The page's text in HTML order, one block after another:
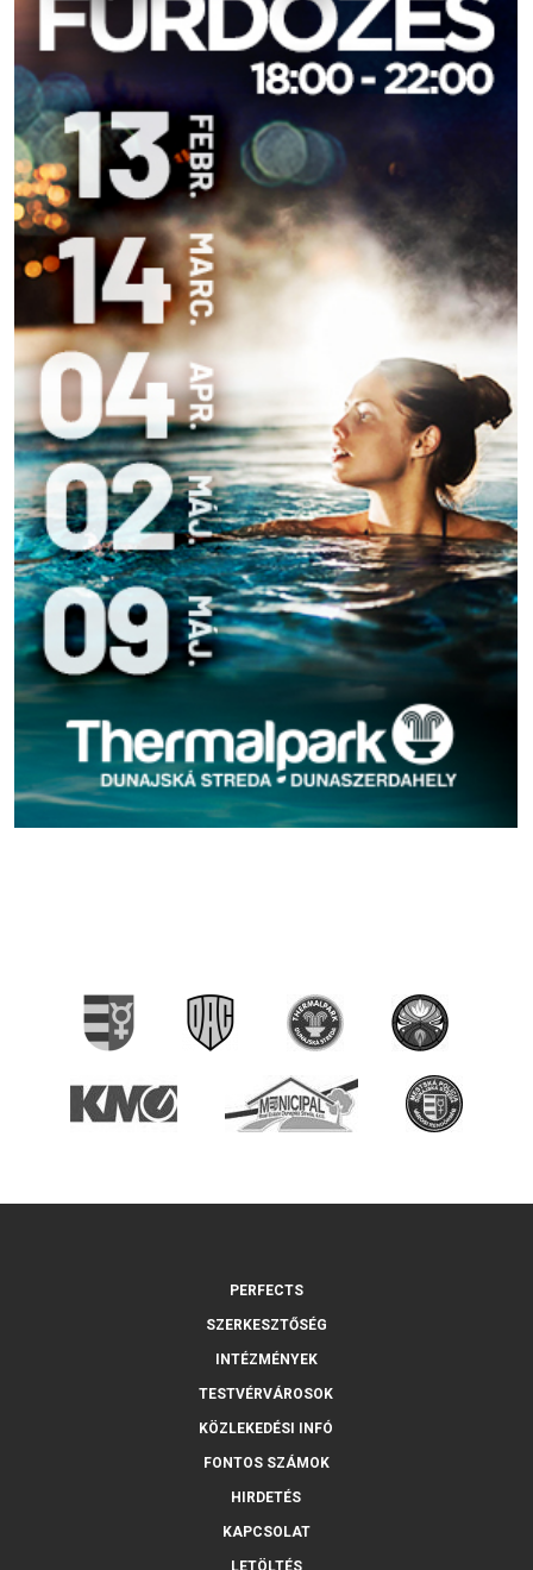
PERFECTS
SZERKESZTŐSÉG
INTÉZMÉNYEK
TESTVÉRVÁROSOK
KÖZLEKEDÉSI INFÓ
FONTOS SZÁMOK
HIRDETÉS
KAPCSOLAT